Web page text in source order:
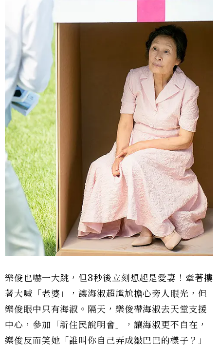
樂俊也嚇一大跳，但3秒後立刻想起是愛妻！牽著摟
著大喊「老婆」，讓海淑超尷尬擔心旁人眼光，但
樂俊眼中只有海淑。隔天，樂俊帶海淑去天堂支援
中心，參加「新住民說明會」，讓海淑更不自在，
樂俊反而笑她「誰叫你自己弄成皺巴巴的樣子？」